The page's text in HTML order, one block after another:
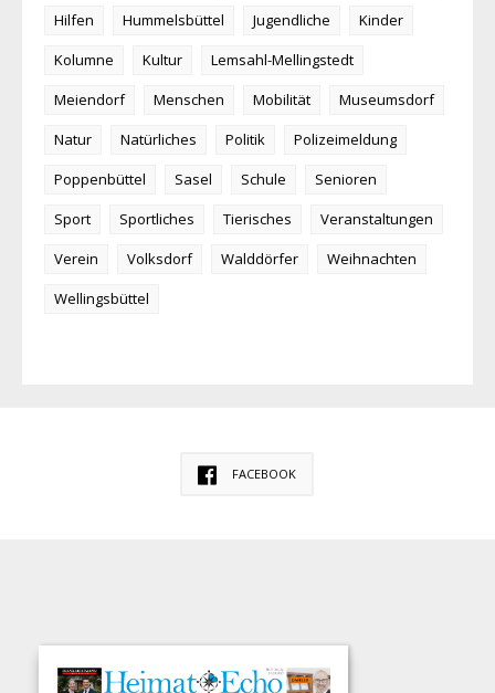
Hilfen
Hummelsbüttel Jugendliche
Kinder
Kolumne
Kultur
Lemsahl-Mellingstedt
Meiendorf
Menschen Mobilität
Museumsdorf
Natur
Natürliches Politik
Polizeimeldung
Poppenbüttel
Sasel Schule
Senioren
Sport
Sportliches Tierisches
Veranstaltungen
Verein
Volksdorf Walddörfer
Weihnachten
Wellingsbüttel
FACEBOOK